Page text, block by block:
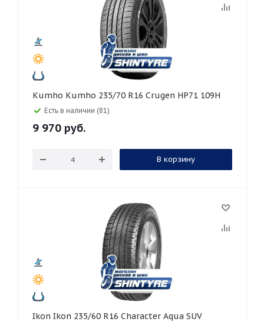
Kumho Kumho 235/70 R16 Crugen HP71 109H
Есть в наличии (81)
9 970 руб.
В корзину
Ikon Ikon 235/60 R16 Character Aqua SUV